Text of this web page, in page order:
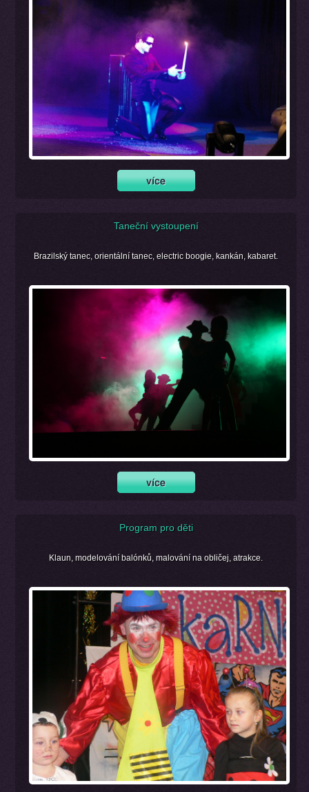
Taneční vystoupení
Brazilský tanec, orientální tanec, electric boogie, kankán, kabaret.
Program pro děti
Klaun, modelování balónků, malování na obličej, atrakce.